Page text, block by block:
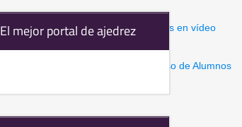
Clases en vídeo
Acceso de Alumnos
El mejor portal de ajedrez